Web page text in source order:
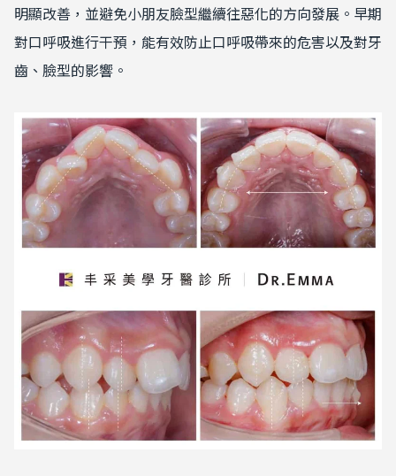
明顯改善，並避免小朋友臉型繼續往惡化的方向發展。早期
對口呼吸進行干預，能有效防止口呼吸帶來的危害以及對牙
齒、臉型的影響。